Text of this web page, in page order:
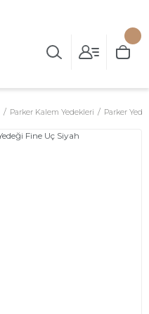
Parker Kalem Yedekleri Parker